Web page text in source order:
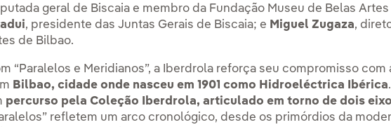
geral de Biscaia e membro da Fundação Museu de Belas
, presidente das Juntas Gerais de Biscaia; e Miguel Zugaza,
de Bilbao.
“Paralelos e Meridianos”, a Iberdrola reforça seu compromisso com
Bilbao, cidade onde nasceu em 1901 como Hidroeléctrica Ibérica
percurso pela Coleção Iberdrola, articulado em torno de dois
refletem um arco cronológico, desde os primórdios da